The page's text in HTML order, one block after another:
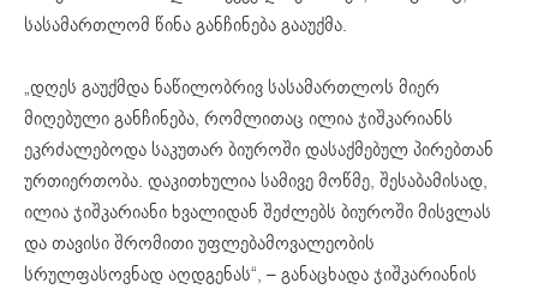
სასამართლომ წინა განჩინება გააუქმა.
„დღეს გაუქმდა ნაწილობრივ სასამართლოს მიერ
მიღებული განჩინება, რომლითაც ილია ჯიშკარიანს
ეკრძალებოდა საკუთარ ბიუროში დასაქმებულ პირებთან
ურთიერთობა. დაკითხულია სამივე მოწმე, შესაბამისად,
ილია ჯიშკარიანი ხვალიდან შეძლებს ბიუროში მისვლას
და თავისი შრომითი უფლებამოვალეობის
სრულფასოვნად აღდგენას“, – განაცხადა ჯიშკარიანის